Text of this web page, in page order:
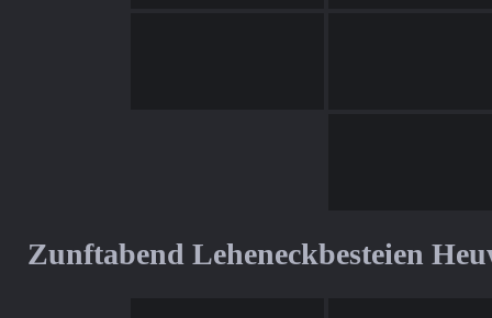
Zunftabend Leheneckbesteien